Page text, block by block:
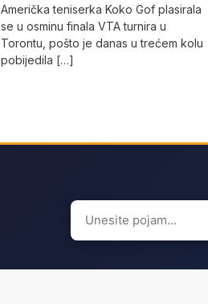
Američka teniserka Koko Gof plasirala
se u osminu finala VTA turnira u
Torontu, pošto je danas u trećem kolu
pobijedila […]
Search
for: